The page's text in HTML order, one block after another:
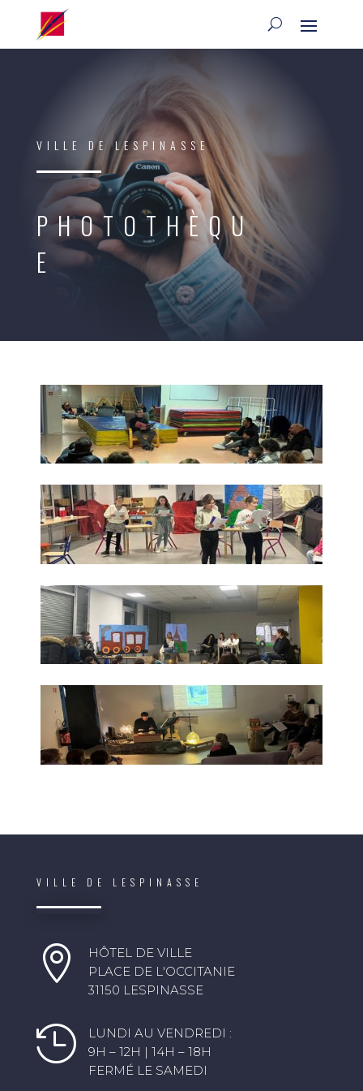
VILLE DE LESPINASSE
PHOTOTHÈQU
E
VILLE DE LESPINASSE

HÔTEL DE VILLE
PLACE DE L'OCCITANIE
31150 LESPINASSE

LUNDI AU VENDREDI :
9H – 12H | 14H – 18H
FERMÉ LE SAMEDI